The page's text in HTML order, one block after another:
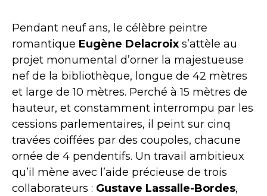
Pendant neuf ans, le célèbre peintre
romantique Eugène Delacroix s’attèle au
projet monumental d’orner la majestueuse
nef de la bibliothèque, longue de 42 mètres
et large de 10 mètres. Perché à 15 mètres de
hauteur, et constamment interrompu par les
cessions parlementaires, il peint sur cinq
travées coiffées par des coupoles, chacune
ornée de 4 pendentifs. Un travail ambitieux
qu’il mène avec l’aide précieuse de trois
collaborateurs : Gustave Lassalle-Bordes,